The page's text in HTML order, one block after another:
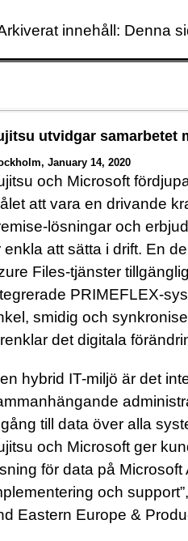
innehåll: Denna
utvidgar samarbetet
January 14, 2020
och Microsoft
att vara en drivande
lösningar och
enkla att sätta i drift. En
Files-tjänster
PRIMEFLEX-
smidig och
det digitala
en hybrid IT-miljö är det
till data över alla
och Microsoft ger
för data på
och
Eastern Europe &